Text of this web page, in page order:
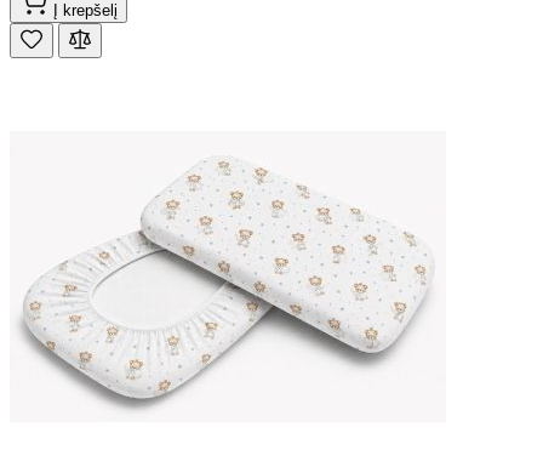
Į krepšelį